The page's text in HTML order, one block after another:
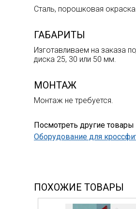
Сталь, порошковая окраска.
ГАБАРИТЫ
Изготавливаем на заказа
диска 25, 30 или 50 мм.
МОНТАЖ
Монтаж не требуется.
Посмотреть другие товары
Оборудование для
ПОХОЖИЕ ТОВАРЫ